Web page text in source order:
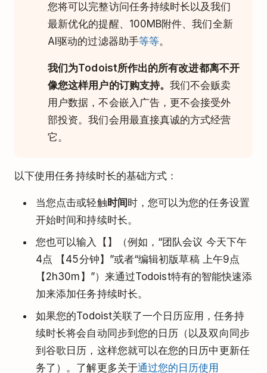
您将可以完整访问任务持续时长以及我们
最新优化的提醒、100MB附件、我们全新
AI驱动的过滤器助手等等。
我们为Todoist所作出的所有改进都离不开
像您这样用户的订购支持。我们不会贩卖
用户数据，不会嵌入广告，更不会接受外
部投资。我们会用最直接真诚的方式经营
它。
以下使用任务持续时长的基础方式：
当您点击或轻触时间时，您可以为您的任务设置
开始时间和持续时长。
您也可以输入【】（例如，“团队会议 今天下午
4点 【45分钟】”或者“编辑初版草稿 上午9点
【2h30m】”）来通过Todoist特有的智能快速添
加来添加任务持续时长。
如果您的Todoist关联了一个日历应用，任务持
续时长将会自动同步到您的日历（以及双向同步
到谷歌日历，这样您就可以在您的日历中更新任
务了）。了解更多关于通过您的日历使用